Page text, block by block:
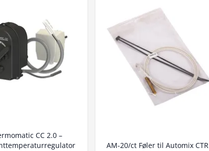
CC 2.0 –
AM-20/ct Føler til Automix CTR